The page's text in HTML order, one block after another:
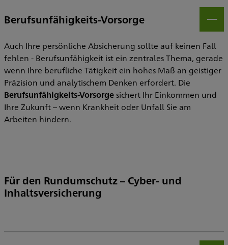
Berufsunfähigkeits-Vorsorge
Auch Ihre persönliche Absicherung sollte auf keinen Fall
fehlen - Berufsunfähigkeit ist ein zentrales Thema, gerade
wenn Ihre berufliche Tätigkeit ein hohes Maß an geistiger
Präzision und analytischem Denken erfordert. Die
Berufsunfähigkeits-Vorsorge sichert Ihr Einkommen und
Ihre Zukunft – wenn Krankheit oder Unfall Sie am
Arbeiten hindern.
Für den Rundumschutz – Cyber- und
Inhaltsversicherung